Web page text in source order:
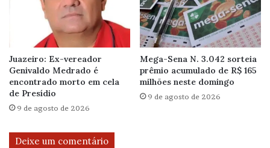
Juazeiro: Ex-vereador
Genivaldo Medrado é
encontrado morto em cela
de Presídio
9 de agosto de 2026
Mega-Sena N. 3.042 sorteia
prêmio acumulado de R$ 165
milhões neste domingo
9 de agosto de 2026
Deixe um comentário